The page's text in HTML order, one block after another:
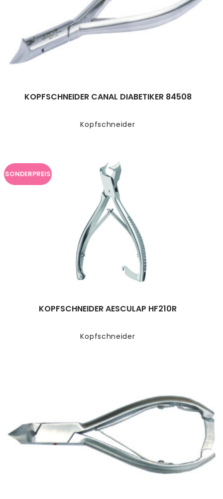
Kopfschneider
KOPFSCHNEIDER CANAL DIABETIKER 84508
SONDERPREIS
Kopfschneider
KOPFSCHNEIDER AESCULAP HF210R